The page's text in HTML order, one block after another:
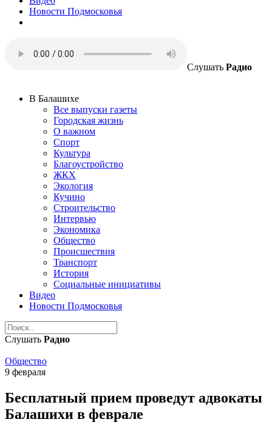
Новости Подмосковья
Слушать Радио
В Балашихе
Все выпуски газеты
Городская жизнь
О важном
Спорт
Культура
Благоустройство
ЖКХ
Экология
Кучино
Строительство
Интервью
Экономика
Общество
Происшествия
Транспорт
История
Социальные инициативы
Видео
Новости Подмосковья
Слушать Радио
Общество
9 февраля
Бесплатный прием проведут адвокаты
Балашихи в феврале